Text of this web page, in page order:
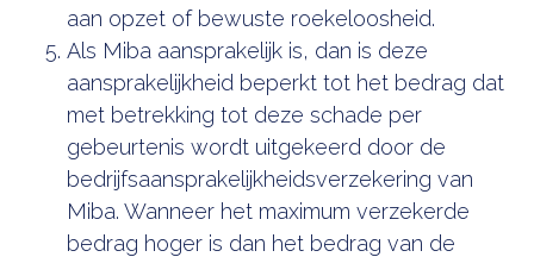
aan opzet of bewuste roekeloosheid.
Als Miba aansprakelijk is, dan is deze
aansprakelijkheid beperkt tot het bedrag dat
met betrekking tot deze schade per
gebeurtenis wordt uitgekeerd door de
bedrijfsaansprakelijkheidsverzekering van
Miba. Wanneer het maximum verzekerde
bedrag hoger is dan het bedrag van de